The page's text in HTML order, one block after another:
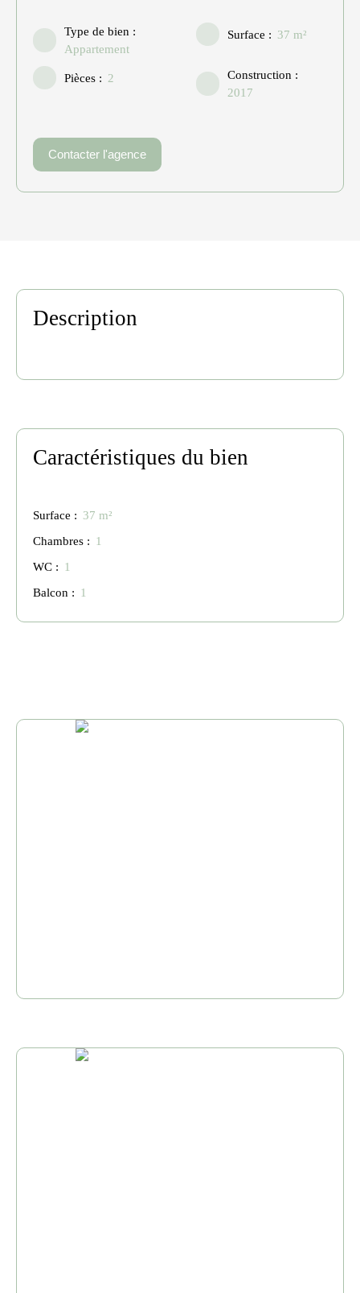
Type de bien :
Appartement
Surface : 37 m²
Pièces : 2 Construction :
2017
Contacter l'agence
Description
Caractéristiques du bien
Surface : 37 m²
Chambres : 1
WC : 1
Balcon : 1